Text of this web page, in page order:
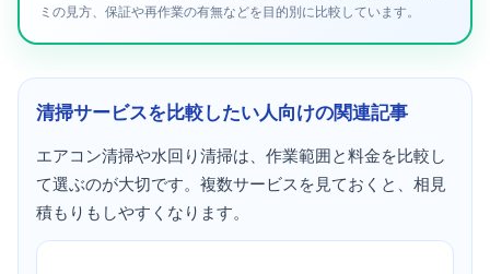
ミの見方、保証や再作業の有無などを目的別に比較しています。
清掃サービスを比較したい人向けの関連記事
エアコン清掃や水回り清掃は、作業範囲と料金を比較し
て選ぶのが大切です。複数サービスを見ておくと、相見
積もりもしやすくなります。